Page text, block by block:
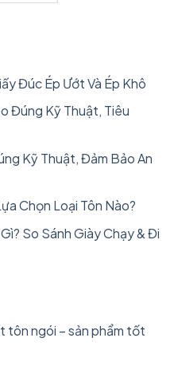
Đúc Ép Ướt Và Ép Khô
Đúng Kỹ Thuật, Tiêu
Kỹ Thuật, Đảm Bảo An
Chọn Loại Tôn Nào?
So Sánh Giày Chạy & Đi
tôn ngói – sản phẩm tốt